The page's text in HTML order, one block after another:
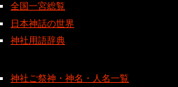
全国一宮総覧
日本神話の世界
神社用語辞典
神社ご祭神・神名・人名一覧